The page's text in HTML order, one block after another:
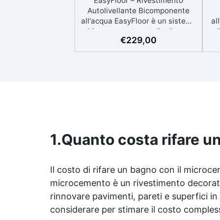
Autolivellante Bicomponente
all'acqua EasyFloor è un sistema
bicomponente autolivellante
colorabile a piacere, Traspirante
e ideale per rinnovare
irregolarità del pavimento.
Rinnovandolo con una sola
su qualsiasi superficie edile:
piastrelle, cemento, cotto,
calcestruzzo.🔹 Perfetta
adesione anche su superfici
umide, irregolari o
danneggiate.🔹 Colorabile a
€229,00
1.Quanto costa rifare
Il costo di rifare un bagno con il
microcemento è un rivestimento
rinnovare pavimenti, pareti e superfici
considerare per stimare il costo